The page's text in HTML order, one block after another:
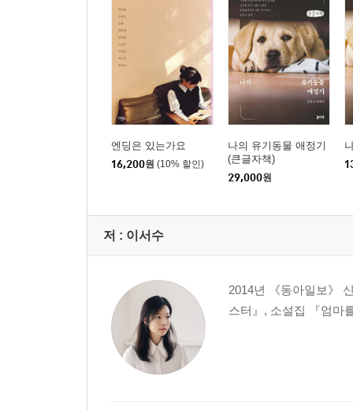
엔딩은 있는가요
16,200원 (10% 할인)
나의 유기동물 애정기
(큰글자책)
29,000원
저 : 이서수
2014년 《동아일보》
스터』, 소설집 『엄마